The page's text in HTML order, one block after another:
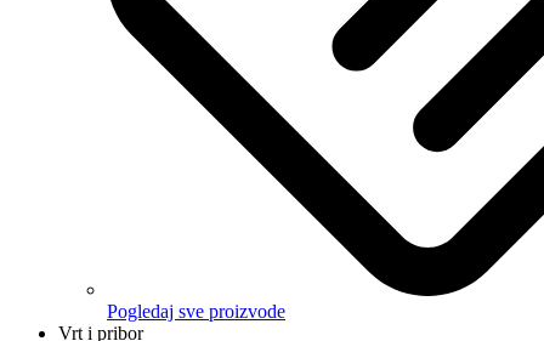
Pogledaj sve proizvode
Vrt i pribor